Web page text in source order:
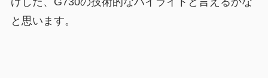
と思います。